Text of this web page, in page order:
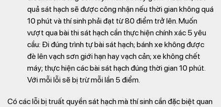
quả sát hạch sẽ được công nhận nếu thời gian không quá
10 phút và thí sinh phải đạt từ 80 điểm trở lên. Muốn
vượt qua bài thi sát hạch cần thực hiện chính xác 5 yêu
cầu: Đi đúng trình tự bài sát hạch; bánh xe không được
đè lên vạch sơn giới hạn hay vạch cản; xe không chết
máy; thực hiện các bài sát hạch đúng thời gian 10 phút.
Với mỗi lỗi sẽ bị trừ mỗi lần 5 điểm.
Có các lỗi bị truất quyền sát hạch mà thí sinh cần đặc biệt quan